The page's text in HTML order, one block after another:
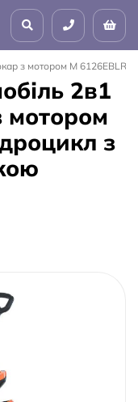
з мотором M
2в1
мотором
з